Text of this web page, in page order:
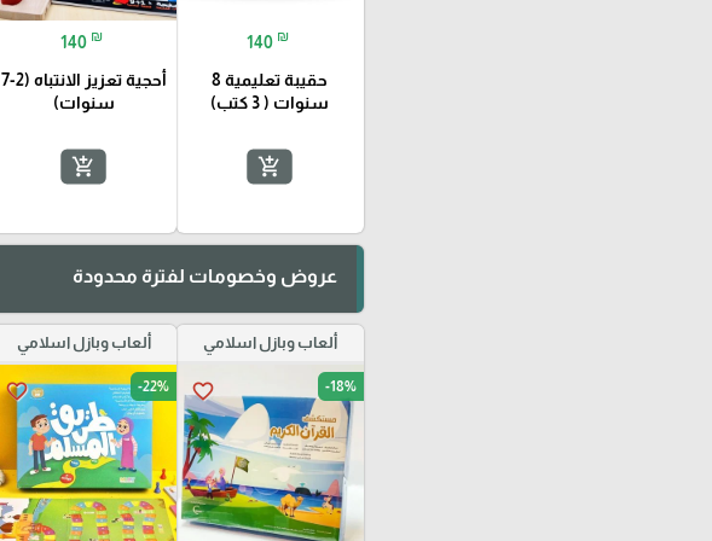
140 ₪
حقيبة تعليمية 8
سنوات ( 3 كتب)
add_shopping_cart
140 ₪
أحجية تعزيز الانتباه (2-7
سنوات)
add_shopping_cart
عروض وخصومات لفترة محدودة
ألعاب وبازل اسلامي
favorite_border -18%
ألعاب وبازل اسلامي
favorite_border -22%